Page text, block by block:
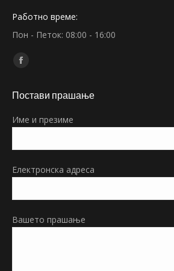
Работно време:
Пон - Петок: 08:00 - 16:00
Find us on:
Facebook
opens
new
Постави прашање
Име и презиме
Електронска адреса
Вашето прашање